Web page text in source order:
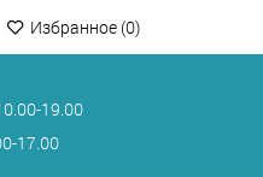
Избранное (0)
19.00
17.00